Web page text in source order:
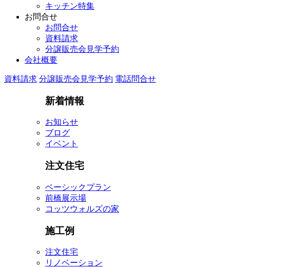
キッチン特集
お問合せ
お問合せ
資料請求
分譲販売会見学予約
会社概要
資料請求 分譲販売会見学予約 電話問合せ
新着情報
お知らせ
ブログ
イベント
注文住宅
ベーシックプラン
前橋展示場
コッツウォルズの家
施工例
注文住宅
リノベーション